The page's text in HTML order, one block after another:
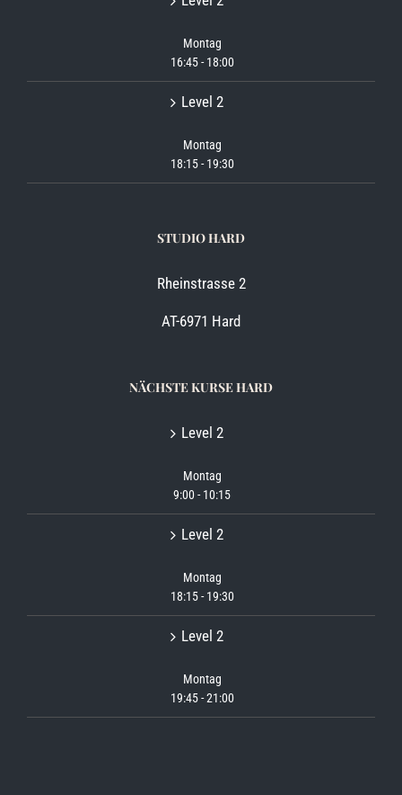
Montag
16:45-18:00
Level 2
Montag
18:15-19:30
STUDIO HARD
Rheinstrasse 2
AT-6971 Hard
NÄCHSTE KURSE HARD
Level 2
Montag
9:00-10:15
Level 2
Montag
18:15-19:30
Level 2
Montag
19:45-21:00